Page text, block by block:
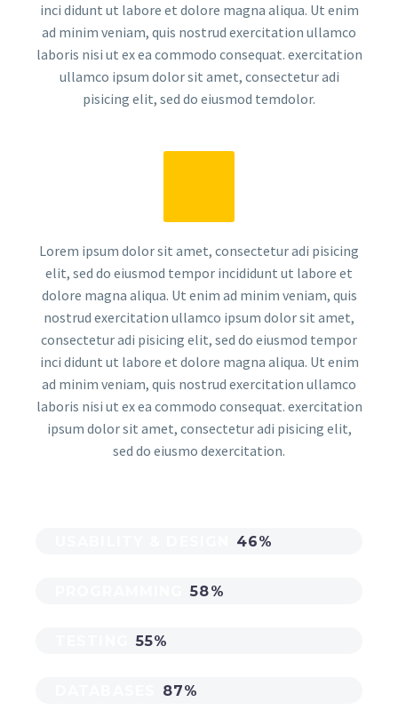
inci didunt ut labore et dolore magna aliqua. Ut enim
ad minim veniam, quis nostrud exercitation ullamco
laboris nisi ut ex ea commodo consequat. exercitation
ullamco ipsum dolor sit amet, consectetur adi
pisicing elit, sed do eiusmod temdolor.
Lorem ipsum dolor sit amet, consectetur adi pisicing
elit, sed do eiusmod tempor incididunt ut labore et
dolore magna aliqua. Ut enim ad minim veniam, quis
nostrud exercitation ullamco ipsum dolor sit amet,
consectetur adi pisicing elit, sed do eiusmod tempor
inci didunt ut labore et dolore magna aliqua. Ut enim
ad minim veniam, quis nostrud exercitation ullamco
laboris nisi ut ex ea commodo consequat. exercitation
ipsum dolor sit amet, consectetur adi pisicing elit,
sed do eiusmo dexercitation.
46%
58%
55%
87%